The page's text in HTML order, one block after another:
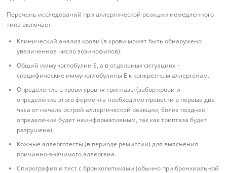
Перечень исследований при аллергической реакции немедленного
типа включает:
Клинический анализ крови (в крови может быть обнаружено
увеличенное число эозинофилов).
Общий иммуноглобулин Е, а в отдельных ситуациях –
специфические иммуноглобулины Е к конкретным аллергенам.
Определение в крови уровня триптазы (забор крови и
определение этого фермента необходимо провести в первые два
часа от начала острой аллергической реакции, более позднее
определение будет неинформативным, так как триптаза будет
разрушена).
Кожные аллерготесты (в периоде ремиссии) для выяснения
причинно-значимого аллергена.
Спирография и тест с бронхолитиками (обычно при бронхиальной